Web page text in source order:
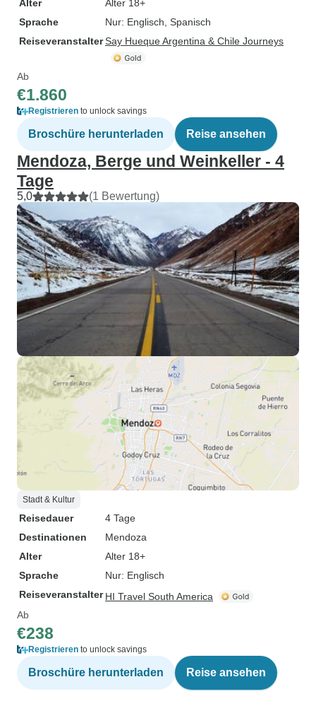
Alter
Alter 18+
Sprache
Nur: Englisch, Spanisch
ReiseveranstalterSay Hueque Argentina & Chile Journeys
Ab
€1.860
Registrieren to unlock savings
Broschüre herunterladen Reise ansehen
Mendoza, Berge und Weinkeller - 4
Tage
5,0 (1 Bewertung)
Stadt & Kultur
Reisedauer
4 Tage
Destinationen
Mendoza
Alter
Alter 18+
Sprache
Nur: Englisch
Reiseveranstalter HI Travel South America
Ab
€238
Registrieren to unlock savings
Broschüre herunterladen Reise ansehen